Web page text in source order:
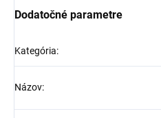
Dodatočné parametre
Kategória:
Názov: